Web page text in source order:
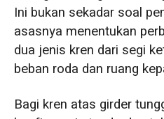
Ini bukan sekadar soal
asasnya menentukan
dua jenis kren dari segi
beban roda dan ruang
Bagi kren atas girder